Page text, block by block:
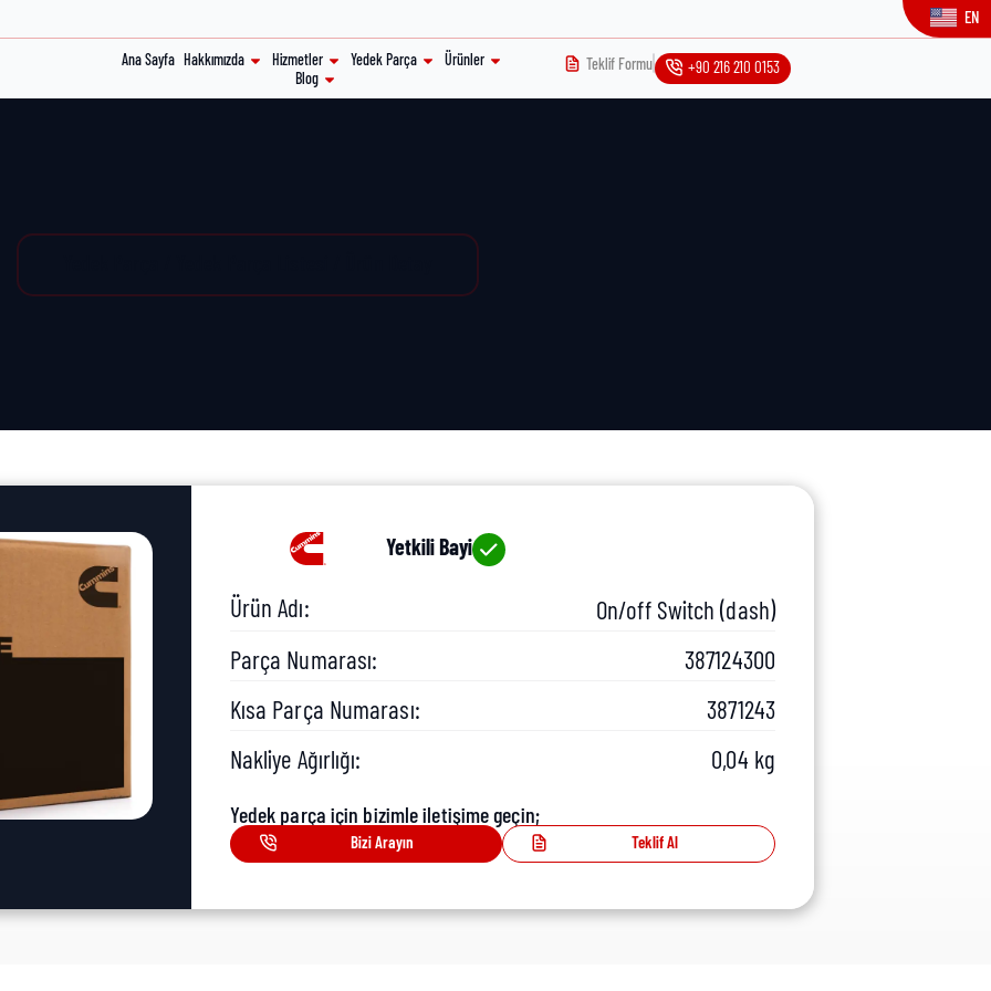
EN
Ana Sayfa Hakkımızda Hizmetler Yedek Parça
Ürünler
Blog
Teklif Formu +90 216 210 0153
Yetkili Bayi
Ürün Adı:
On/off Switch (dash)
Parça Numarası:
387124300
Kısa Parça Numarası:
3871243
Nakliye Ağırlığı:
0,04 kg
Yedek parça için bizimle iletişime geçin;
Bizi Arayın Teklif Al